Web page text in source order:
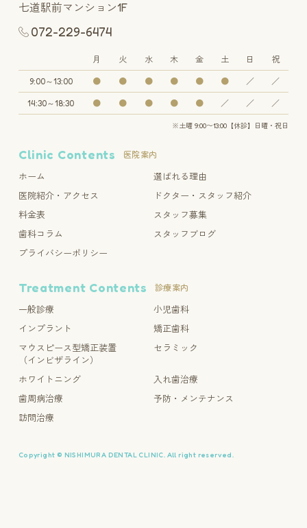
七道駅前マンション1F
072-229-6474
月 火 水 木 金 土 日 祝
9:00～13:00 ● ● ● ● ● ● ／ ／
14:30～18:30 ● ● ● ● ● ／ ／ ／
※土曜 9:00〜13:00【休診】日曜・祝日
Clinic Contents 医院案内
ホーム
選ばれる理由
医院紹介・アクセス
ドクター・スタッフ紹介
料金表
スタッフ募集
歯科コラム
スタッフブログ
プライバシーポリシー
Treatment Contents 診療案内
一般診療
小児歯科
インプラント
矯正歯科
マウスピース型矯正装置
（インビザライン）
セラミック
ホワイトニング
入れ歯治療
歯周病治療
予防・メンテナンス
訪問治療
Copyright © NISHIMURA DENTAL CLINIC. All right reserved.